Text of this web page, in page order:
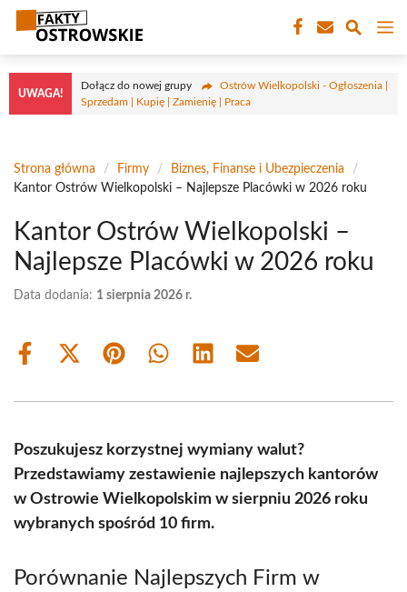
Przejdź
treści
UWAGA!
Dołącz do nowej grupy
Ostrów Wielkopolski - Ogłoszenia |
Sprzedam | Kupię | Zamienię | Praca
Strona główna / Firmy / Biznes, Finanse i Ubezpieczenia
/
Kantor Ostrów Wielkopolski – Najlepsze Placówki w 2026 roku
Kantor Ostrów Wielkopolski –
Najlepsze Placówki w 2026 roku
Data dodania: 1 sierpnia 2026 r.
Share
Share
(Twitter)
Share Share Share Share
Poszukujesz korzystnej wymiany walut?
Przedstawiamy zestawienie najlepszych kantorów
w Ostrowie Wielkopolskim w sierpniu 2026 roku
wybranych spośród 10 firm.
Porównanie Najlepszych Firm w